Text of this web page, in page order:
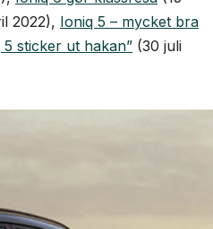
2022), Ioniq 5 – mycket bra
5 sticker ut hakan” (30 juli